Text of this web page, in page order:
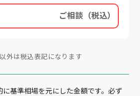
ご相談（税込）
外は税込表記になります
基準相場を元にした金額です。必ず